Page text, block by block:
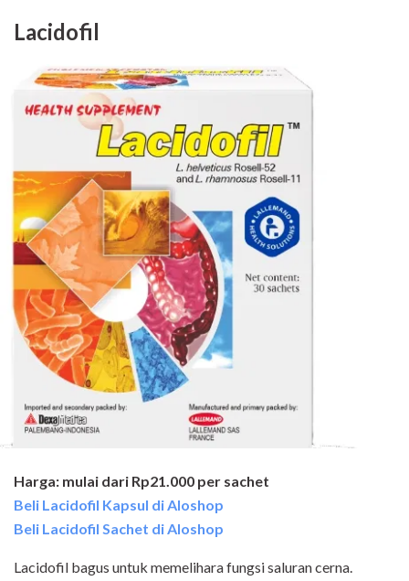
Lacidofil
Harga: mulai dari Rp21.000 per sachet
Beli Lacidofil Kapsul di Aloshop
Beli Lacidofil Sachet di Aloshop
Lacidofil bagus untuk memelihara fungsi saluran cerna.